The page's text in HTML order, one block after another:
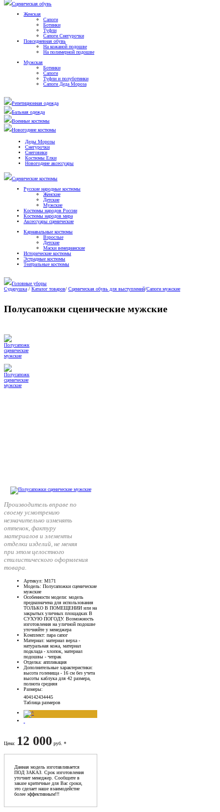
Сценическая обувь
Женская
Сапоги
Ботинки
Туфли
Сапоги Снегурочки
Повседневная обувь
На кожаной подошве
На полимерной подошве
Мужская
Ботинки
Сапоги
Туфли и полуботинки
Сапоги Деда Мороза
Репетиционная одежда
Бальная одежда
Военные костюмы
Новогодние костюмы
Деды Морозы
Снегурочки
Снеговики
Костюмы Елки
Новогодние аксессуары
Сценические костюмы
Русские народные костюмы
Женские
Детские
Мужские
Костюмы народов России
Костюмы народов мира
Аксессуары сценические
Карнавальные костюмы
Взрослые
Детские
Маски венецианские
Исторические костюмы
Эстрадные костюмы
Театральные костюмы
Головные уборы
Сударушка / Каталог товаров/ Сценическая обувь для выступлений/Сапоги мужские
Полусапожки сценические мужские
Производитель вправе по
своему усмотрению
незначительно изменять
оттенок, фактуру
материалов и элементы
отделки изделий, не меняя
при этом целостного
стилистического оформления
товара.
Артикул: М171
Модель: Полусапожки сценические
мужские
Особенности модели: модель
предназначена для использования
ТОЛЬКО В ПОМЕЩЕНИИ или на
закрытых уличных площадках В
СУХУЮ ПОГОДУ. Возможность
изготовления на уличной подошве
уточняйте у менеджера
Комплект: пара сапог
Материал: материал верха -
натуральная кожа, материал
подклада - хлопок, материал
подошвы - чепрак
Отделка: аппликация
Дополнительные характеристики:
высота голенища - 16 см без учета
высоты каблука для 42 размера,
полнота средняя
Размеры:
404142434445
Таблица размеров
Цена: 12 000 руб. *
Данная модель изготавливается
ПОД ЗАКАЗ. Срок изготовления
уточнит менеджер. Сообщите в
заказе критичные для Вас сроки,
это сделает наше взаимодейстие
более эффективным!!!